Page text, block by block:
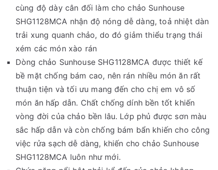
cùng độ dày cân đối làm cho chảo Sunhouse
SHG1128MCA nhận độ nóng dễ dàng, toả nhiệt dàn
trải xung quanh chảo, do đó giảm thiểu trạng thái
xém các món xào rán
Dòng chảo Sunhouse SHG1128MCA được thiết kế
bề mặt chống bám cao, nên rán nhiều món ăn rất
thuận tiện và tối ưu mang đến cho chị em vô số
món ăn hấp dẫn. Chất chống dính bền tốt khiến
vòng đời của chảo bền lâu. Lớp phủ được sơn màu
sắc hấp dẫn và còn chống bám bẩn khiến cho công
việc rửa sạch dễ dàng, khiến cho chảo Sunhouse
SHG1128MCA luôn như mới.